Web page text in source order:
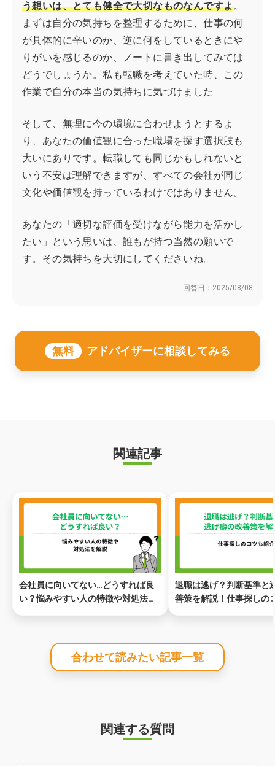
う想いは、とても健全で大切なものなんですよ。
まずは自分の気持ちを整理するために、仕事の何
が具体的に辛いのか、逆に何をしているときにや
りがいを感じるのか、ノートに書き出してみては
どうでしょうか。私も転職を考えていた時、この
作業で自分の本当の気持ちに気づけました
そして、無理に今の環境に合わせようとするよ
り、あなたの価値観に合った職場を探す選択肢も
大いにありです。転職しても同じかもしれないと
いう不安は理解できますが、すべての会社が同じ
文化や価値観を持っているわけではありません。
あなたの「適切な評価を受けながら能力を活かし
たい」という思いは、誰もが持つ当然の願いで
す。その気持ちを大切にしてくださいね。
回答日： 2025/08/08
無料 アドバイザーに相談してみる
関連記事
会社員に向いてない…どうすれば良
い？悩みやすい人の特徴や対処法を
退職は逃げ？判断基準と
善策を解説！仕事探しの
合わせて読みたい記事一覧
関連する質問